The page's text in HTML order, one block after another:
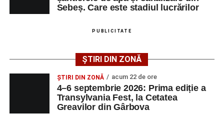
muncă disponibile în comuna Săsciori la data de 4
august 2026, precum și datele de contact ale
LMV
TELEFON/E-
Technology Srl
OPERATOR LA
MASINI-UNELTE
CU COMANDA
1 0752826367
Sebeș. Care este stadiul lucrărilor
PUBLICITATE
ȘTIRI DIN ZONĂ
ȘTIRI DIN ZONĂ acum 22 de ore
4–6 septembrie 2026: Prima ediție a
Transylvania Fest, la Cetatea
Greavilor din Gârbova